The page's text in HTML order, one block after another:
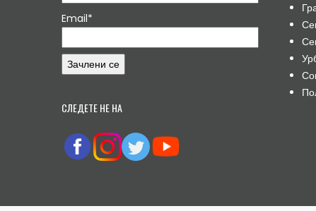
Email*
СЛЕДЕТЕ НЕ НА